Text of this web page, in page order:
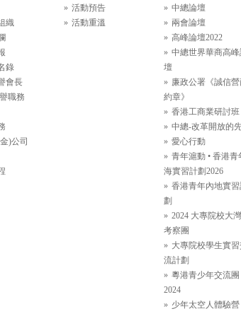
織
錄
會長
職務
)公司
活動預告
活動重溫
中總論壇
兩會論壇
高峰論壇2022
中總世界華商高峰
壇
廉政公署《誠信營
約章》
香港工商業研討班
中總-改革開放的
愛心行動
青年滬動 • 香港青
海實習計劃2026
香港青年內地實習
劃
2024 大專院校大
考察團
大專院校學生實習
流計劃
粵港青少年交流團
2024
少年太空人體驗營